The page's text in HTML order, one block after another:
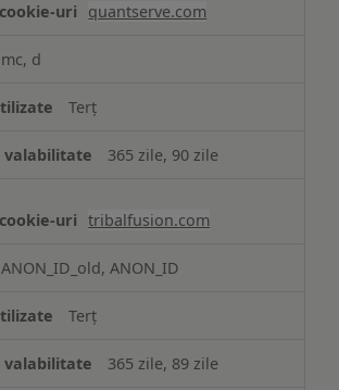
quantserve.com
mc, d
Terț
365 zile, 90 zile
tribalfusion.com
ANON_ID_old, ANON_ID
Terț
365 zile, 89 zile